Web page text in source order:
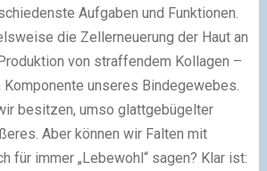
Aufgaben und Funktionen.
die Zellerneuerung der Haut an
von straffendem Kollagen –
unseres Bindegewebes.
besitzen, umso glattgebügelter
Aber können wir Falten mit
für immer „Lebewohl“ sagen? Klar ist: